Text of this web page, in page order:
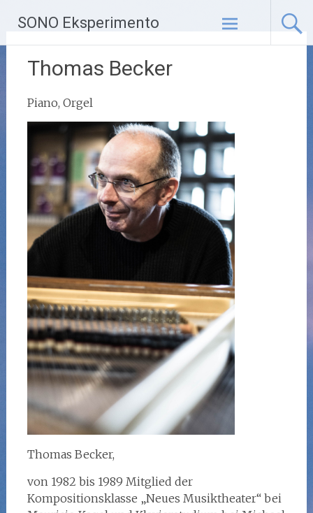
Inhalt
springen
SONO Eksperimento
Thomas Becker
Piano, Orgel
Thomas Becker,
von 1982 bis 1989 Mitglied der
Kompositionsklasse „Neues Musiktheater“ bei